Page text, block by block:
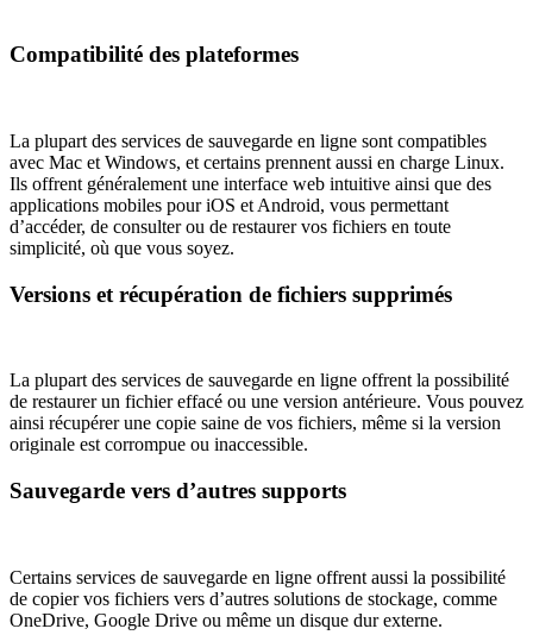
Compatibilité des plateformes
La plupart des services de sauvegarde en ligne sont compatibles
avec Mac et Windows, et certains prennent aussi en charge Linux.
Ils offrent généralement une interface web intuitive ainsi que des
applications mobiles pour iOS et Android, vous permettant
d’accéder, de consulter ou de restaurer vos fichiers en toute
simplicité, où que vous soyez.
Versions et récupération de fichiers supprimés
La plupart des services de sauvegarde en ligne offrent la possibilité
de restaurer un fichier effacé ou une version antérieure. Vous pouvez
ainsi récupérer une copie saine de vos fichiers, même si la version
originale est corrompue ou inaccessible.
Sauvegarde vers d’autres supports
Certains services de sauvegarde en ligne offrent aussi la possibilité
de copier vos fichiers vers d’autres solutions de stockage, comme
OneDrive, Google Drive ou même un disque dur externe.